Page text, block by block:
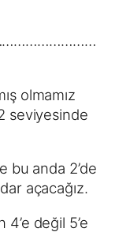
olmamız
seviyesinde
bu anda 2’de
açacağız.
değil 5’e